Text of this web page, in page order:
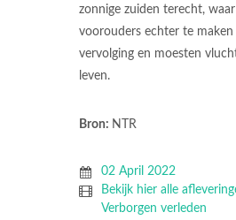
zonnige zuiden terecht,
voorouders echter te
vervolging en moesten
leven.
Bron: NTR
02 April 2022
Bekijk hier alle
Verborgen verleden